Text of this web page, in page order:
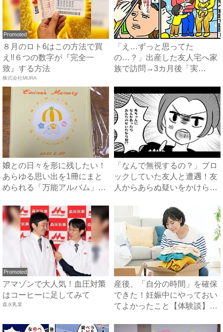
Promoted
８月のロト6はこの方法で買
え!!６つの数字が『完全一
致』する方法
株式会社MURA
「え…ずっと思ってた
の…？」出産した友人宅へ家
族で訪問→3カ月後「実
娘との日々を形に残したい！
あらゆる思い出を1冊にまと
められる「万能アルバム」｜
「なんで無視するの？」ブロ
ックしていた友人と遭遇！友
人からあらぬ疑いをかけら
Promoted
アマゾンで大人気！血圧対策
はコーヒーに足してみて
森永乳業
産後、「自分の時間」を確保
できた！妊娠中にやっておい
てよかったこと【体験談】｜